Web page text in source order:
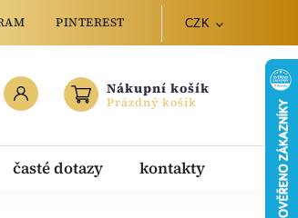
PINTEREST CZK
Nákupní košík
Prázdný košík
časté dotazy kontakty